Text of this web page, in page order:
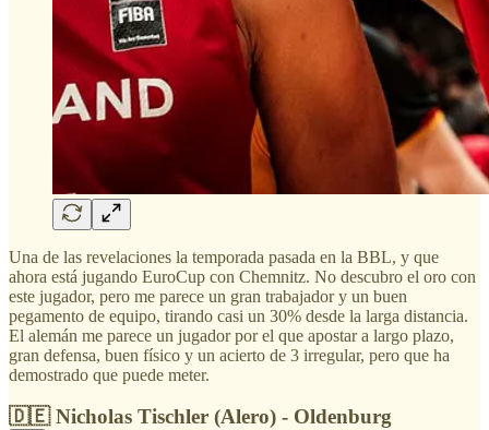
Una de las revelaciones la temporada pasada en la BBL, y que
ahora está jugando EuroCup con Chemnitz. No descubro el oro con
este jugador, pero me parece un gran trabajador y un buen
pegamento de equipo, tirando casi un 30% desde la larga distancia.
El alemán me parece un jugador por el que apostar a largo plazo,
gran defensa, buen físico y un acierto de 3 irregular, pero que ha
demostrado que puede meter.
🇩🇪 Nicholas Tischler (Alero) - Oldenburg